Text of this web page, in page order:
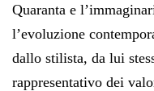
Quaranta e
l’evoluzione
dallo stilista, da lui
rappresentativo dei